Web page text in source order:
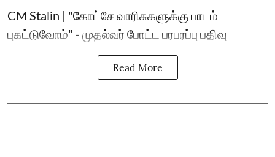
CM Stalin | "கோட்சே வாரிசுகளுக்கு பாடம்
புகட்டுவோம்" - முதல்வர் போட்ட பரபரப்பு பதிவு
Read More